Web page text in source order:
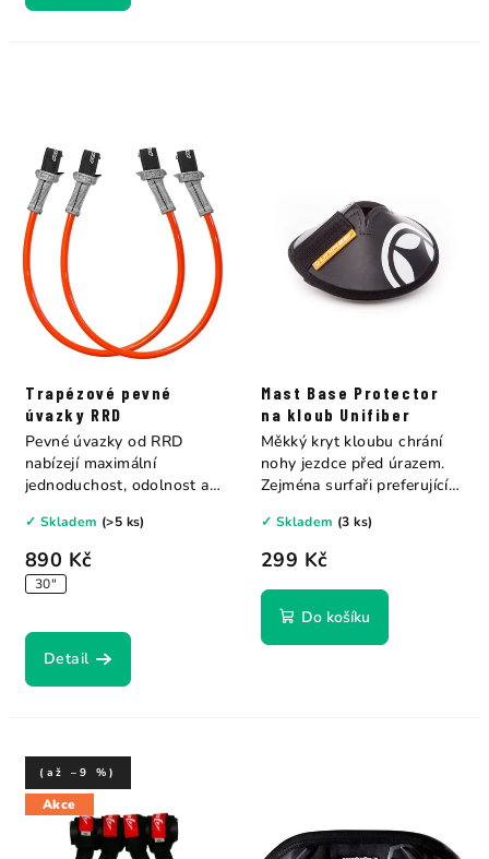
Trapézové pevné
úvazky RRD
890 Kč
30"
✓ Skladem (>5 ks)
Detail
Pevné úvazky od RRD
nabízejí maximální
jednoduchost, odolnost a
Mast Base Protector
na kloub Unifiber
299 Kč
✓ Skladem (3 ks)
Do košíku
Měkký kryt kloubu chrání
nohy jezdce před úrazem.
Zejména surfaři preferující
Akce
(až –9 %)